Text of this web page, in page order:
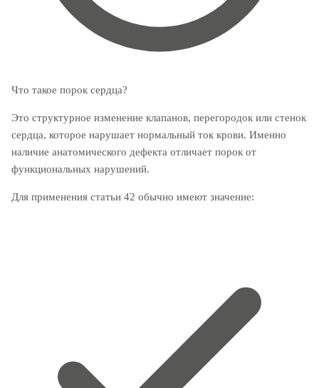
Что такое порок сердца?
Это структурное изменение клапанов, перегородок или стенок
сердца, которое нарушает нормальный ток крови. Именно
наличие анатомического дефекта отличает порок от
функциональных нарушений.
Для применения статьи 42 обычно имеют значение: